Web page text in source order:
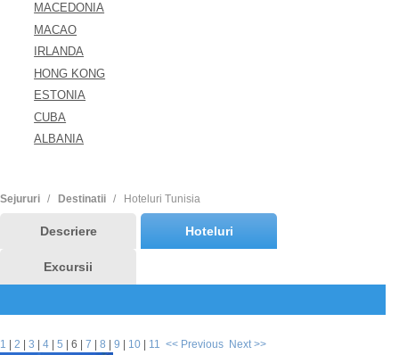
MACEDONIA
MACAO
IRLANDA
HONG KONG
ESTONIA
CUBA
ALBANIA
Sejururi Destinatii Hoteluri Tunisia
Descriere Hoteluri
Excursii
1 2 3 4 5 6 7 8 9 10 11 << Previous Next >>